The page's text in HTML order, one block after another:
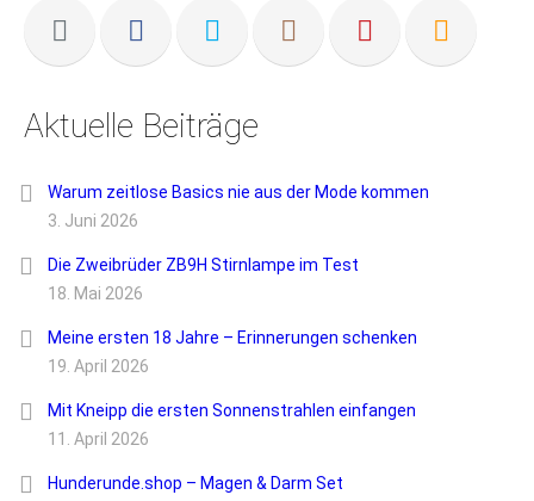
Aktuelle Beiträge
Warum zeitlose Basics nie aus der Mode kommen
3. Juni 2026
Die Zweibrüder ZB9H Stirnlampe im Test
18. Mai 2026
Meine ersten 18 Jahre – Erinnerungen schenken
19. April 2026
Mit Kneipp die ersten Sonnenstrahlen einfangen
11. April 2026
Hunderunde.shop – Magen & Darm Set